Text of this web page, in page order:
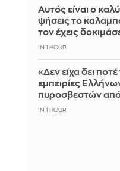
Αυτός είναι ο
ψήσεις το
τον έχεις
IN 1 HOUR
«Δεν είχα δει
εμπειρίες
πυροσβεστών
IN 1 HOUR